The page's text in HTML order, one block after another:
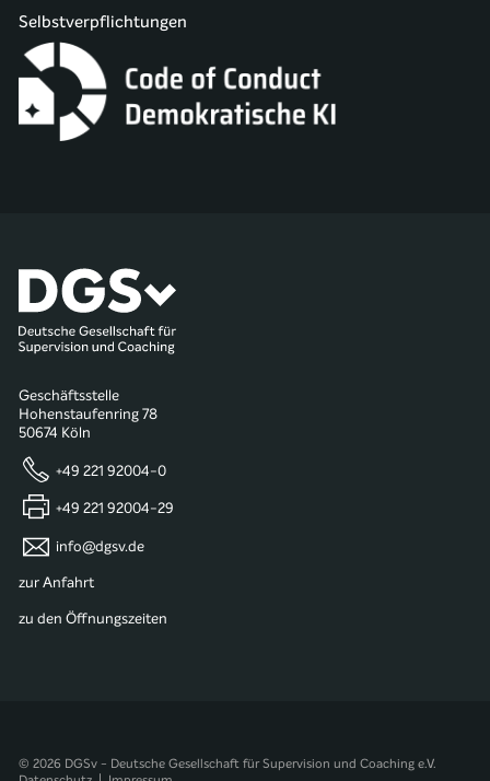
Selbstverpflichtungen
Geschäftsstelle
Hohenstaufenring 78
50674 Köln
+49 221 92004-0
+49 221 92004-29
info@dgsv.de
zur Anfahrt
zu den Öffnungszeiten
© 2026 DGSv - Deutsche Gesellschaft für Supervision und Coaching e.V.